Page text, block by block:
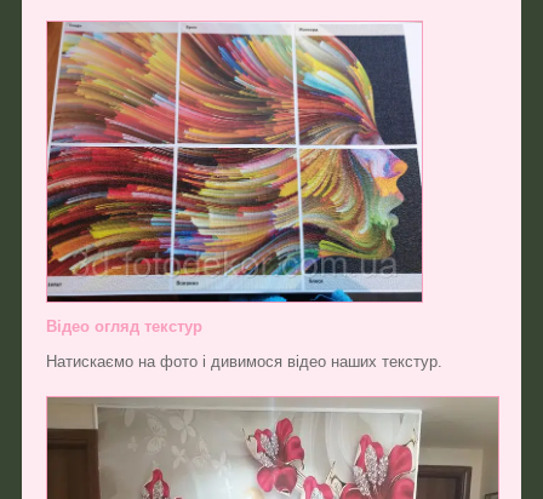
Відео огляд текстур
Натискаємо на фото і дивимося відео наших текстур.